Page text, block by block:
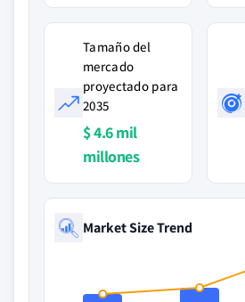
Tamaño del
mercado
proyectado para
2035
$ 4.6 mil
millones
Market Size Trend